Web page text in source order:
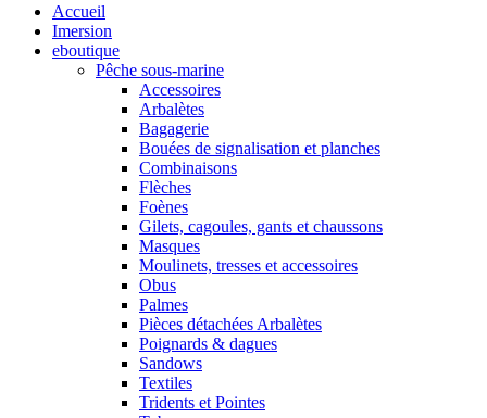
Accueil
Imersion
eboutique
Pêche sous-marine
Accessoires
Arbalètes
Bagagerie
Bouées de signalisation et planches
Combinaisons
Flèches
Foènes
Gilets, cagoules, gants et chaussons
Masques
Moulinets, tresses et accessoires
Obus
Palmes
Pièces détachées Arbalètes
Poignards & dagues
Sandows
Textiles
Tridents et Pointes